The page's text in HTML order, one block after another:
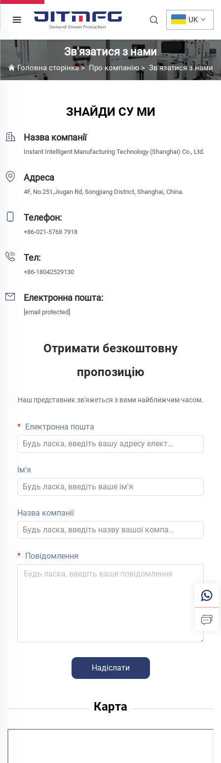
UK
Зв'язатися з нами
Головна сторінка>Про компанію> Зв'язатися з нами
ЗНАЙДИ СУ МИ
Назва компанії
Instant Intelligent Manufacturing Technology (Shanghai) Co., Ltd.
Адреса
4F, No.251,Jiugan Rd, Songjiang District, Shanghai, China.
Телефон:
+86-021-5768 7918
Тел:
+86-18042529130
Електронна пошта:
[email protected]
Отримати безкоштовну
пропозицію
Наш представник зв'яжеться з вами найближчим часом.
Електронна пошта
Ім'я
Назва компанії
Повідомлення
Надіслати
Карта